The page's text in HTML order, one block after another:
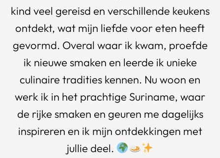
kind veel gereisd en verschillende keukens
ontdekt, wat mijn liefde voor eten heeft
gevormd. Overal waar ik kwam, proefde
ik nieuwe smaken en leerde ik unieke
culinaire tradities kennen. Nu woon en
werk ik in het prachtige Suriname, waar
de rijke smaken en geuren me dagelijks
inspireren en ik mijn ontdekkingen met
jullie deel.